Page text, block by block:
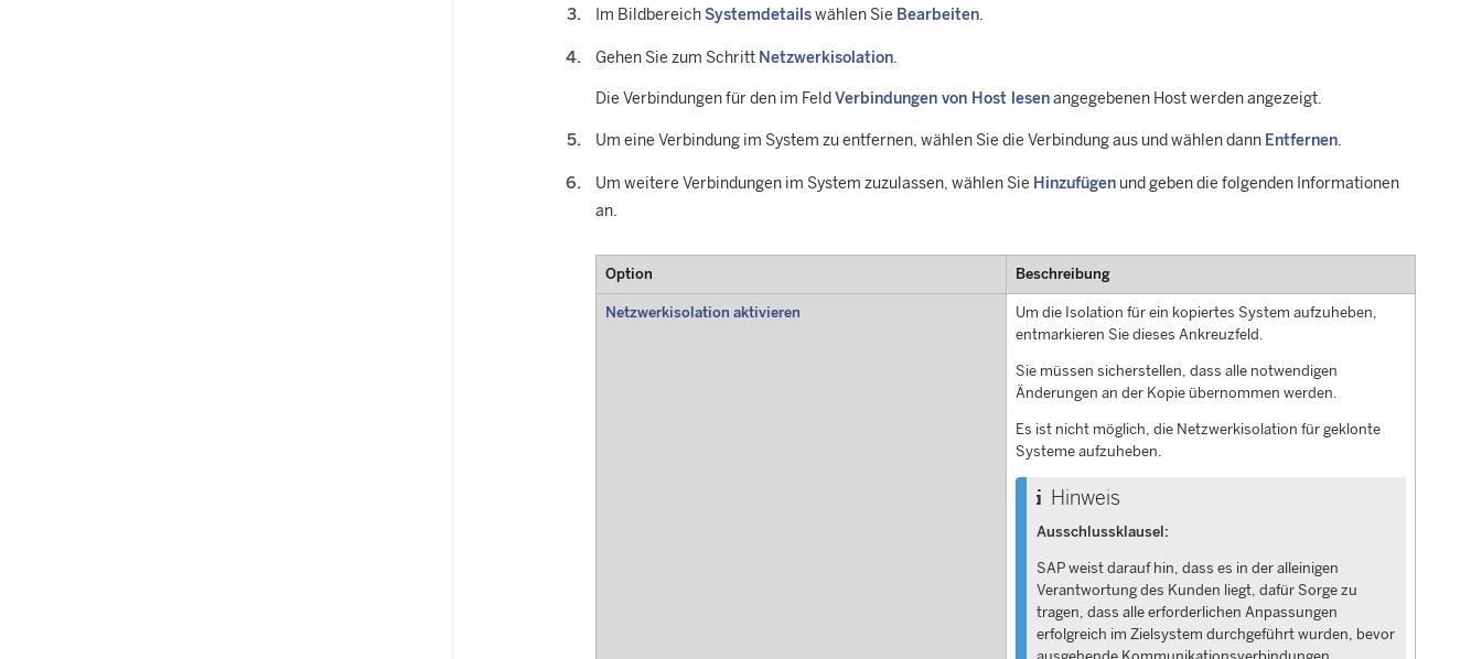
Im BildbereichSystemdetailswählen Sie Bearbeiten.
Gehen Sie zum Schritt Netzwerkisolation.
Die Verbindungen für den im Feld Verbindungen von Host lesenangegebenen Host werden angezeigt.
Um eine Verbindung im System zu entfernen, wählen Sie die Verbindung aus und wählen dann Entfernen.
Um weitere Verbindungen im System zuzulassen, wählen Sie Hinzufügen und geben die folgenden Informationen
an.
Option Beschreibung
Netzwerkisolation aktivieren
Um die Isolation für ein kopiertes System aufzuheben,
entmarkieren Sie dieses Ankreuzfeld.
Sie müssen sicherstellen, dass alle notwendigen
Änderungen an der Kopie übernommen werden.
Es ist nicht möglich, die Netzwerkisolation für geklonte
Systeme aufzuheben.
Hinweis
Ausschlussklausel:
SAP weist darauf hin, dass es in der alleinigen
Verantwortung des Kunden liegt, dafür Sorge zu
tragen, dass alle erforderlichen Anpassungen
erfolgreich im Zielsystem durchgeführt wurden, bevor